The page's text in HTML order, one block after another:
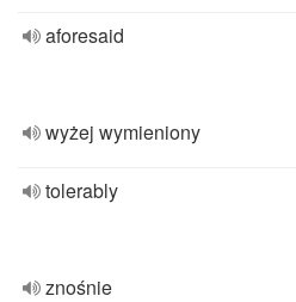
aforesaid
wyżej wymieniony
tolerably
znośnie